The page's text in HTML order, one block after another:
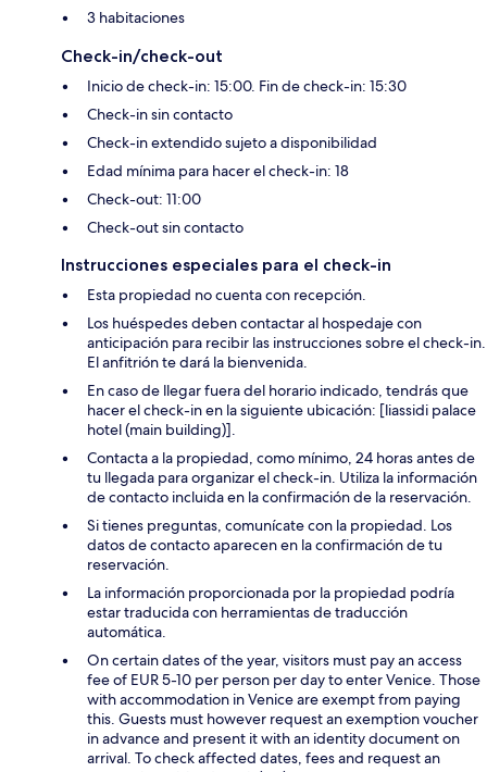
3 habitaciones
Check-in/check-out
Inicio de check-in: 15:00. Fin de check-in: 15:30
Check-in sin contacto
Check-in extendido sujeto a disponibilidad
Edad mínima para hacer el check-in: 18
Check-out: 11:00
Check-out sin contacto
Instrucciones especiales para el check-in
Esta propiedad no cuenta con recepción.
Los huéspedes deben contactar al hospedaje con
anticipación para recibir las instrucciones sobre el check-in.
El anfitrión te dará la bienvenida.
En caso de llegar fuera del horario indicado, tendrás que
hacer el check-in en la siguiente ubicación: [liassidi palace
hotel (main building)].
Contacta a la propiedad, como mínimo, 24 horas antes de
tu llegada para organizar el check-in. Utiliza la información
de contacto incluida en la confirmación de la reservación.
Si tienes preguntas, comunícate con la propiedad. Los
datos de contacto aparecen en la confirmación de tu
reservación.
La información proporcionada por la propiedad podría
estar traducida con herramientas de traducción
automática.
On certain dates of the year, visitors must pay an access
fee of EUR 5-10 per person per day to enter Venice. Those
with accommodation in Venice are exempt from paying
this. Guests must however request an exemption voucher
in advance and present it with an identity document on
arrival. To check affected dates, fees and request an